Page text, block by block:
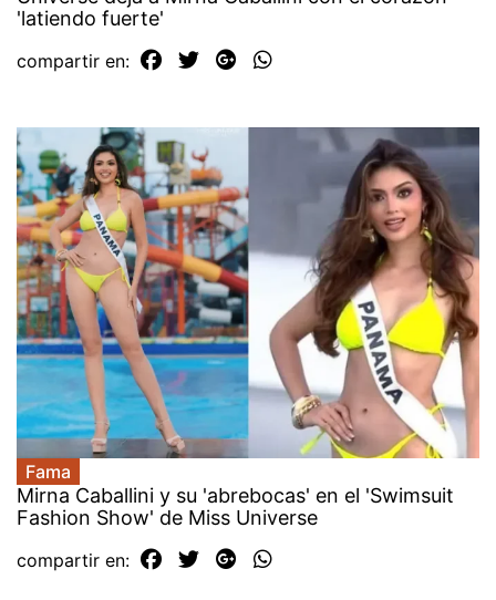
'latiendo fuerte'
compartir en:
Fama
Mirna Caballini y su 'abrebocas' en el 'Swimsuit
Fashion Show' de Miss Universe
compartir en: